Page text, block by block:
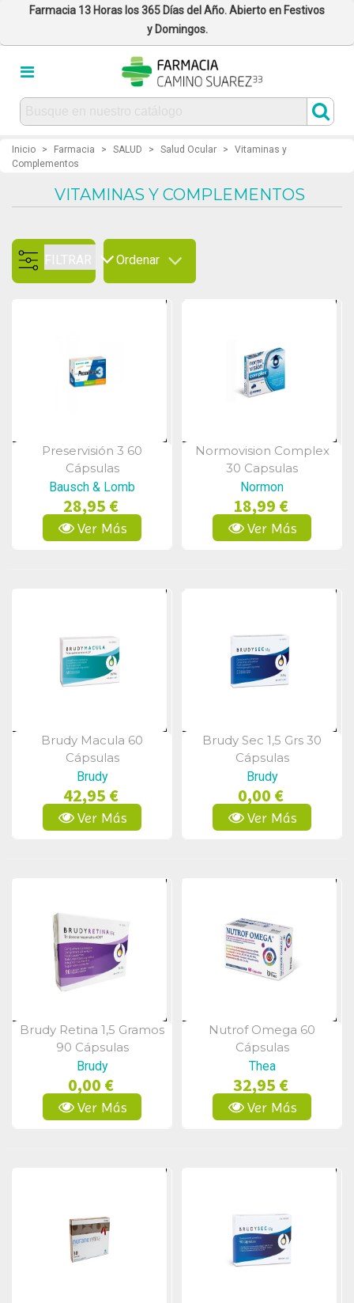
Farmacia 13 Horas los 365 Días del Año. Abierto en Festivos
y Domingos.
Inicio > Farmacia > SALUD > Salud Ocular >
Vitaminas y
Complementos
VITAMINAS Y COMPLEMENTOS
FILTRAR Ordenar
Vista Rápida
Preservisión 3 60
Cápsulas
Bausch & Lomb
28,95 €
Ver Más
Vista Rápida
Normovision Complex
30 Capsulas
Normon
18,99 €
Ver Más
Vista Rápida
Brudy Macula 60
Cápsulas
Brudy
42,95 €
Ver Más
Vista Rápida
Brudy Sec 1,5 Grs 30
Cápsulas
Brudy
0,00 €
Ver Más
Vista Rápida
Brudy Retina 1,5 Gramos
90 Cápsulas
Brudy
0,00 €
Ver Más
Vista Rápida
Nutrof Omega 60
Cápsulas
Thea
32,95 €
Ver Más